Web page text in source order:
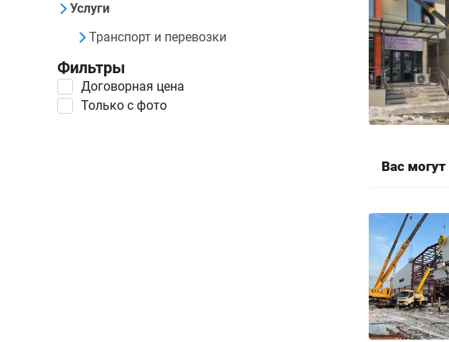
Услуги
Транспорт и перевозки
Фильтры
Договорная цена
Только с фото
Вас